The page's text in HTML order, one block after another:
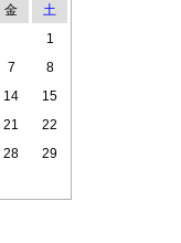
金
土
1
7
8
14
15
21
22
28
29